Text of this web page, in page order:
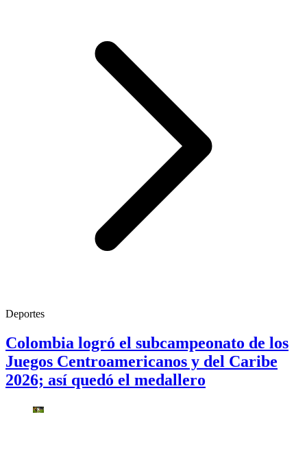
Deportes
Colombia logró el subcampeonato de los
Juegos Centroamericanos y del Caribe
2026; así quedó el medallero